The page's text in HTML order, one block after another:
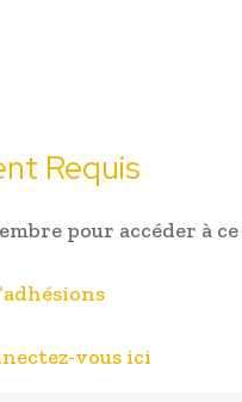
Requis
pour accéder à
vous ici